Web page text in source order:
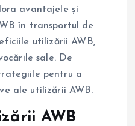
avantajele și
în transportul de
utilizării AWB,
sale. De
pentru a
ale utilizării AWB.
AWB